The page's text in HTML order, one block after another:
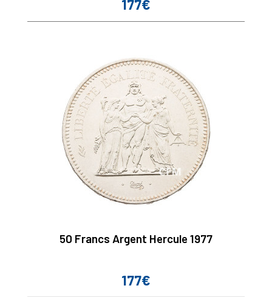
Prix
177€
50 Francs Argent Hercule 1977
Prix
177€